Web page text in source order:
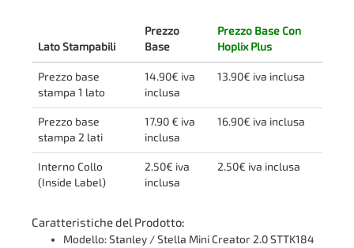
Lato Stampabili
Prezzo
Base
Prezzo Base Con
Hoplix Plus
Prezzo base
stampa 1 lato
14.90€ iva
inclusa
13.90€ iva inclusa
Prezzo base
stampa 2 lati
17.90 € iva
inclusa
16.90€ iva inclusa
Interno Collo
(Inside Label)
2.50€ iva
inclusa
2.50€ iva inclusa
Caratteristiche del Prodotto:
Modello: Stanley / Stella Mini Creator 2.0 STTK184